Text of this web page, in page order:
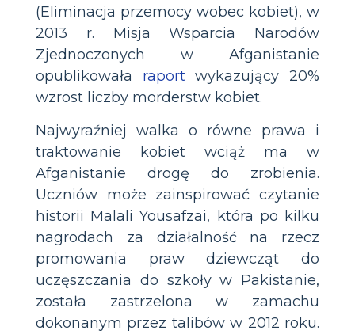
(Eliminacja przemocy wobec kobiet), w
2013 r. Misja Wsparcia Narodów
Zjednoczonych w Afganistanie
opublikowała raportwykazujący 20%
wzrost liczby morderstw kobiet.
Najwyraźniej walka o równe prawa i
traktowanie kobiet wciąż ma w
Afganistanie drogę do zrobienia.
Uczniów może zainspirować czytanie
historii Malali Yousafzai, która po kilku
nagrodach za działalność na rzecz
promowania praw dziewcząt do
uczęszczania do szkoły w Pakistanie,
została zastrzelona w zamachu
dokonanym przez talibów w 2012 roku.